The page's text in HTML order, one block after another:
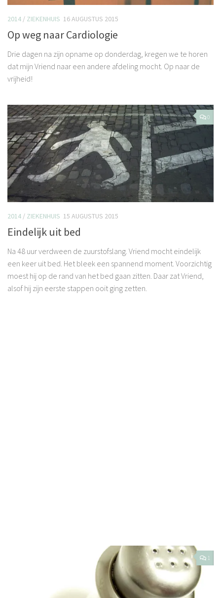
2014 / ZIEKENHUIS 16 AUGUSTUS 2015
Op weg naar Cardiologie
Drie dagen na zijn opname op donderdag, kregen we te horen
dat mijn Vriend naar een andere afdeling mocht. Op naar de
vrijheid!
0
2014 / ZIEKENHUIS 15 AUGUSTUS 2015
Eindelijk uit bed
Na 48 uur verdween de zuurstofslang. Vriend mocht eindelijk
een keer uit bed. Het bleek een spannend moment. Voorzichtig
moest hij op de rand van het bed gaan zitten. Daar zat Vriend,
alsof hij zijn eerste stappen ooit ging zetten.
1